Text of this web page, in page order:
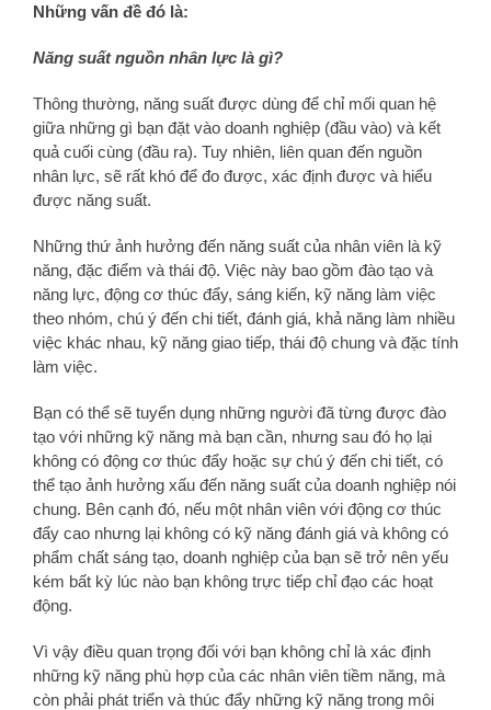
Những vấn đề đó là:
Năng suất nguồn nhân lực là gì?
Thông thường, năng suất được dùng để chỉ mối quan hệ
giữa những gì bạn đặt vào doanh nghiệp (đầu vào) và kết
quả cuối cùng (đầu ra). Tuy nhiên, liên quan đến nguồn
nhân lực, sẽ rất khó để đo được, xác định được và hiểu
được năng suất.
Những thứ ảnh hưởng đến năng suất của nhân viên là kỹ
năng, đặc điểm và thái độ. Việc này bao gồm đào tạo và
năng lực, động cơ thúc đẩy, sáng kiến, kỹ năng làm việc
theo nhóm, chú ý đến chi tiết, đánh giá, khả năng làm nhiều
việc khác nhau, kỹ năng giao tiếp, thái độ chung và đặc tính
làm việc.
Bạn có thể sẽ tuyển dụng những người đã từng được đào
tạo với những kỹ năng mà bạn cần, nhưng sau đó họ lại
không có động cơ thúc đẩy hoặc sự chú ý đến chi tiết, có
thể tạo ảnh hưởng xấu đến năng suất của doanh nghiệp nói
chung. Bên cạnh đó, nếu một nhân viên với động cơ thúc
đẩy cao nhưng lại không có kỹ năng đánh giá và không có
phẩm chất sáng tạo, doanh nghiệp của bạn sẽ trở nên yếu
kém bất kỳ lúc nào bạn không trực tiếp chỉ đạo các hoạt
động.
Vì vậy điều quan trọng đối với bạn không chỉ là xác định
những kỹ năng phù hợp của các nhân viên tiềm năng, mà
còn phải phát triển và thúc đẩy những kỹ năng trong môi